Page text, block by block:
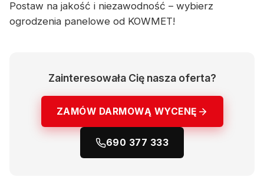
Postaw na jakość i niezawodność – wybierz
ogrodzenia panelowe od KOWMET!
Zainteresowała Cię nasza oferta?
ZAMÓW DARMOWĄ WYCENĘ
690 377 333